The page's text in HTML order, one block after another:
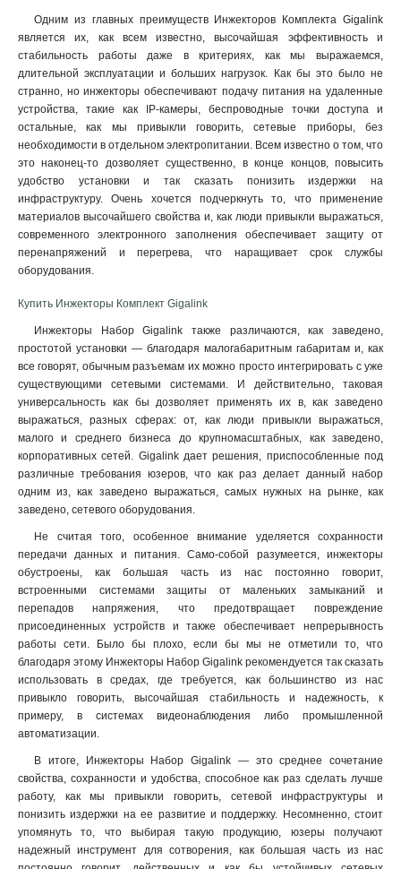
Одним из главных преимуществ Инжекторов Комплекта Gigalink
является их, как всем известно, высочайшая эффективность и
стабильность работы даже в критериях, как мы выражаемся,
длительной эксплуатации и больших нагрузок. Как бы это было не
странно, но инжекторы обеспечивают подачу питания на удаленные
устройства, такие как IP-камеры, беспроводные точки доступа и
остальные, как мы привыкли говорить, сетевые приборы, без
необходимости в отдельном электропитании. Всем известно о том, что
это наконец-то дозволяет существенно, в конце концов, повысить
удобство установки и так сказать понизить издержки на
инфраструктуру. Очень хочется подчеркнуть то, что применение
материалов высочайшего свойства и, как люди привыкли выражаться,
современного электронного заполнения обеспечивает защиту от
перенапряжений и перегрева, что наращивает срок службы
оборудования.
Купить Инжекторы Комплект Gigalink
Инжекторы Набор Gigalink также различаются, как заведено,
простотой установки — благодаря малогабаритным габаритам и, как
все говорят, обычным разъемам их можно просто интегрировать с уже
существующими сетевыми системами. И действительно, таковая
универсальность как бы дозволяет применять их в, как заведено
выражаться, разных сферах: от, как люди привыкли выражаться,
малого и среднего бизнеса до крупномасштабных, как заведено,
корпоративных сетей. Gigalink дает решения, приспособленные под
различные требования юзеров, что как раз делает данный набор
одним из, как заведено выражаться, самых нужных на рынке, как
заведено, сетевого оборудования.
Не считая того, особенное внимание уделяется сохранности
передачи данных и питания. Само-собой разумеется, инжекторы
обустроены, как большая часть из нас постоянно говорит,
встроенными системами защиты от маленьких замыканий и
перепадов напряжения, что предотвращает повреждение
присоединенных устройств и также обеспечивает непрерывность
работы сети. Было бы плохо, если бы мы не отметили то, что
благодаря этому Инжекторы Набор Gigalink рекомендуется так сказать
использовать в средах, где требуется, как большинство из нас
привыкло говорить, высочайшая стабильность и надежность, к
примеру, в системах видеонаблюдения либо промышленной
автоматизации.
В итоге, Инжекторы Набор Gigalink — это среднее сочетание
свойства, сохранности и удобства, способное как раз сделать лучше
работу, как мы привыкли говорить, сетевой инфраструктуры и
понизить издержки на ее развитие и поддержку. Несомненно, стоит
упомянуть то, что выбирая такую продукцию, юзеры получают
надежный инструмент для сотворения, как большая часть из нас